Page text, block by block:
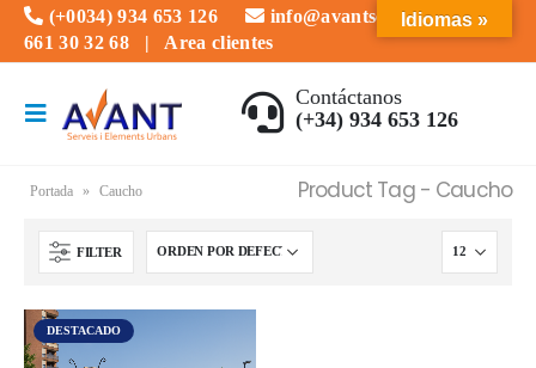
(+0034) 934 653 126
info@avantserveis.com
661 30 32 68 | Area clientes
Contáctanos
(+34) 934 653 126
Product Tag - Caucho
Portada » Caucho
FILTER
DESTACADO
Idiomas »